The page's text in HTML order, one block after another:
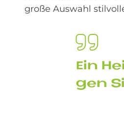
große Auswahl
Ein
gen